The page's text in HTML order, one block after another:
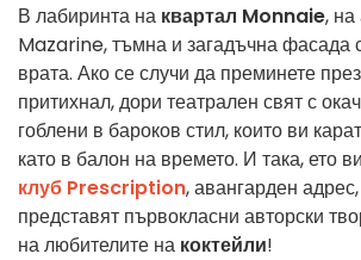
В лабиринта на квартал Monnaie,
Mazarine, тъмна и загадъчна фасада
врата. Ако се случи да преминете
притихнал, дори театрален свят с
гоблени в бароков стил, които ви
като в балон на времето. И така, ето
клуб Prescription, авангарден
представят първокласни авторски
на любителите на коктейли!